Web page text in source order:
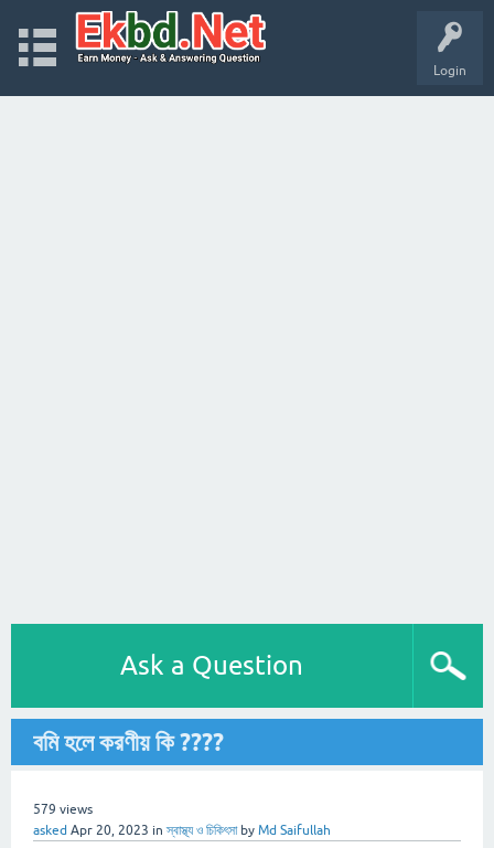
Login
Ask a Question
বমি হলে করণীয় কি ????
579 views
asked Apr 20, 2023 inস্বাস্থ্য ও চিকিৎসা by Md Saifullah